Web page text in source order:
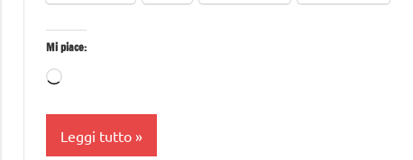
Mi piace:
Caricamento
corso…
Leggi tutto